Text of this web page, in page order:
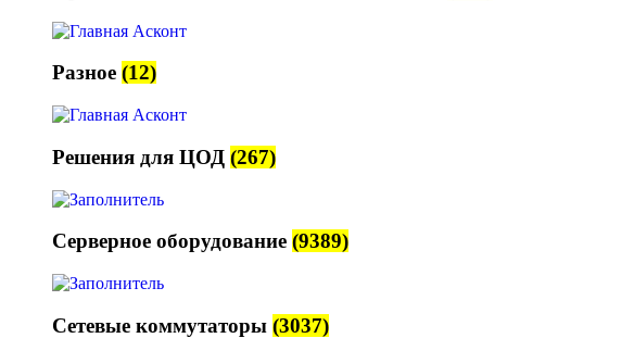
Разное (12)
Решения для ЦОД (267)
Серверное оборудование (9389)
Сетевые коммутаторы (3037)